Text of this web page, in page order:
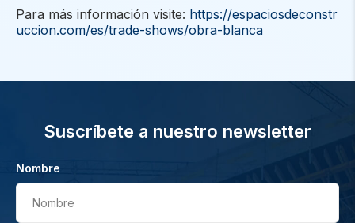
Para más información visite: https://espaciosdeconstr
uccion.com/es/trade-shows/obra-blanca
Suscríbete a nuestro newsletter
Nombre
Nombre